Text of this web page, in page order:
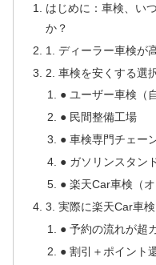
はじめに：車検、い
か？
1. ディーラー車検が
2. 車検を安くする選
● ユーザー車検（
● 民間整備工場
● 車検専門チェー
● ガソリンスタン
● 楽天Car車検（
3. 実際に楽天Car車
● 予約の流れが超
● 割引＋ポイント